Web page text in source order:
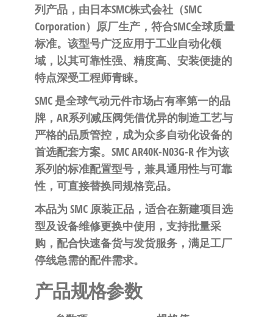
列产品，由日本SMC株式会社（SMC
Corporation）原厂生产，符合SMC全球质量
标准。该型号广泛应用于工业自动化领
域，以其可靠性强、精度高、安装便捷的
特点深受工程师青睐。
SMC 是全球气动元件市场占有率第一的品
牌，AR系列减压阀凭借优异的制造工艺与
严格的品质管控，成为众多自动化设备的
首选配套方案。SMC AR40K-N03G-R 作为该
系列的标准配置型号，兼具通用性与可靠
性，可直接替换同规格竞品。
本品为 SMC 原装正品，适合在新建项目选
型及设备维修更换中使用，支持批量采
购，配合快速备货与发货服务，满足工厂
停线急需的配件需求。
产品规格参数